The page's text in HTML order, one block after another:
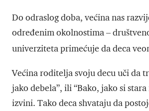
Do odraslog doba, većina nas
određenim okolnostima –
univerziteta primećuje da deca
Većina roditelja svoju decu uči da
jako debela”, ili “Bako, jako si
izvini. Tako deca shvataju da